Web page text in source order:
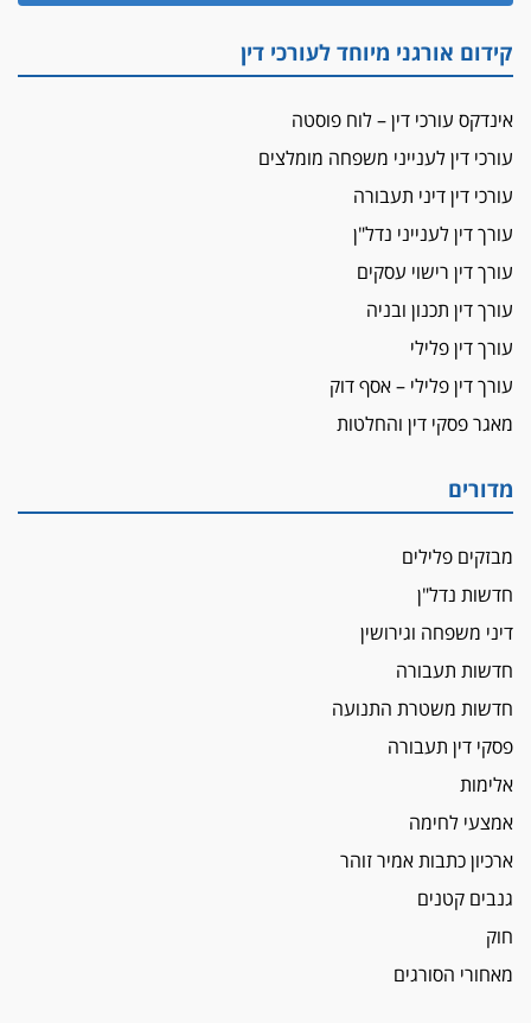
קידום אורגני מיוחד לעורכי דין
אינדקס עורכי דין – לוח פוסטה
עורכי דין לענייני משפחה מומלצים
עורכי דין דיני תעבורה
עורך דין לענייני נדל"ן
עורך דין רישוי עסקים
עורך דין תכנון ובניה
עורך דין פלילי
עורך דין פלילי – אסף דוק
מאגר פסקי דין והחלטות
מדורים
מבזקים פלילים
חדשות נדל"ן
דיני משפחה וגירושין
חדשות תעבורה
חדשות משטרת התנועה
פסקי דין תעבורה
אלימות
אמצעי לחימה
ארכיון כתבות אמיר זוהר
גנבים קטנים
חוק
מאחורי הסורגים